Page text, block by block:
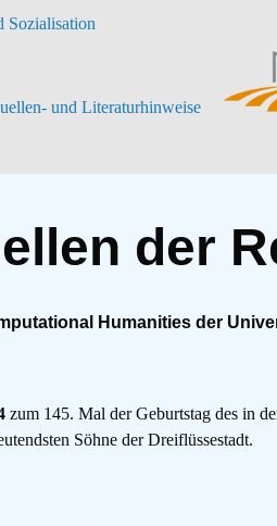
Sozialisation
und Literaturhinweise
der
Humanities der
zum 145. Mal der Geburtstag des in
Söhne der Dreiflüssestadt.